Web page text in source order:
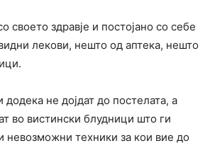
своето здравје и постојано со себе
лекови, нешто од аптека, нешто
не дојдат до постелата, а
во вистински блудници што ги
невозможни техники за кои вие до